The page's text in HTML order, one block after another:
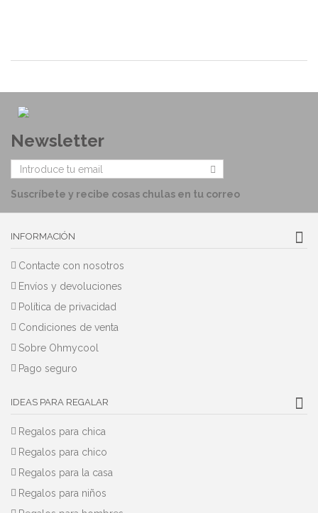
Newsletter
Suscríbete y recibe cosas chulas en tu correo
INFORMACIÓN
Contacte con nosotros
Envíos y devoluciones
Política de privacidad
Condiciones de venta
Sobre Ohmycool
Pago seguro
IDEAS PARA REGALAR
Regalos para chica
Regalos para chico
Regalos para la casa
Regalos para niños